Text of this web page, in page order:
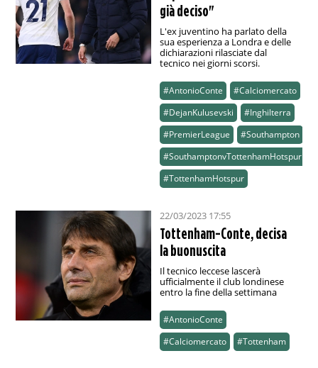
già deciso"
L'ex juventino ha parlato della
sua esperienza a Londra e delle
dichiarazioni rilasciate dal
tecnico nei giorni scorsi.
#AntonioConte
#Calciomercato
#DejanKulusevski
#Inghilterra
#PremierLeague
#Southampton
#SouthamptonvTottenhamHotspur
#TottenhamHotspur
22/03/2023 17:55
Tottenham-Conte, decisa
la buonuscita
Il tecnico leccese lascerà
ufficialmente il club londinese
entro la fine della settimana
#AntonioConte
#Calciomercato
#Tottenham